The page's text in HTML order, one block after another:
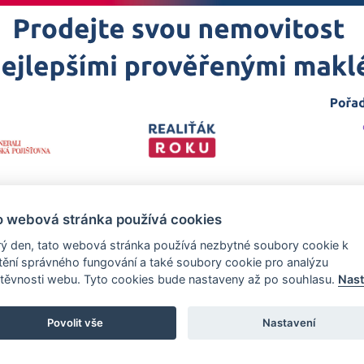
Stránky vytvořeny v iD-SIGN
Promotion, s.r.o., se sídlem Na Folimance 2155/15, 120 00, Praha 2 –
vedeném Městským soudem v Praze, oddíl C, vložka 314803.
webová stránka používá cookies
den, tato webová stránka používá nezbytné soubory cookie k
správného fungování a také soubory cookie pro analýzu
webu. Tyto cookies bude nastaveny až po souhlasu.
Povolit vše Nastavení